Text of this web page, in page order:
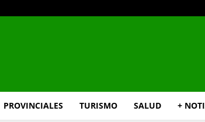
INFO24
PROVINCIALES TURISMO SALUD +